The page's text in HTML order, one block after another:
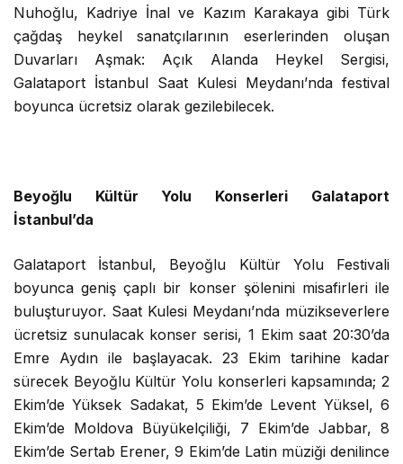
Nuhoğlu, Kadriye İnal ve Kazım Karakaya gibi Türk
çağdaş heykel sanatçılarının eserlerinden oluşan
Duvarları Aşmak: Açık Alanda Heykel Sergisi,
Galataport İstanbul Saat Kulesi Meydanı’nda festival
boyunca ücretsiz olarak gezilebilecek.
Beyoğlu Kültür Yolu Konserleri Galataport
İstanbul’da
Galataport İstanbul, Beyoğlu Kültür Yolu Festivali
boyunca geniş çaplı bir konser şölenini misafirleri ile
buluşturuyor. Saat Kulesi Meydanı’nda müzikseverlere
ücretsiz sunulacak konser serisi, 1 Ekim saat 20:30’da
Emre Aydın ile başlayacak. 23 Ekim tarihine kadar
sürecek Beyoğlu Kültür Yolu konserleri kapsamında; 2
Ekim’de Yüksek Sadakat, 5 Ekim’de Levent Yüksel, 6
Ekim’de Moldova Büyükelçiliği, 7 Ekim’de Jabbar, 8
Ekim’de Sertab Erener, 9 Ekim’de Latin müziği denilince